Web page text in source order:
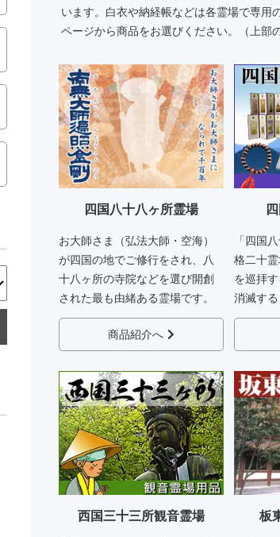
います。白衣や納経帳などは各霊場で専用
ページから商品をお選びください。（上部
四国八十八ヶ所霊場
お大師さま（弘法大師・空海）
が四国の地でご修行をされ、八
十八ヶ所の寺院などを選び開創
された最も由緒ある霊場です。
商品紹介へ
「四国
格二十
を巡拝
消滅す
西国三十三所観音霊場 板